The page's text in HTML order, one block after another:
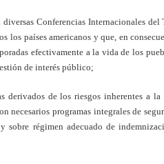
Conferencias Inter­nacionales
los países americanos y que, en
efectivamente a la vida de los
de interés público;
derivados de los riesgos inherentes a
necesarios programas integrales de
sobre régimen adecuado de